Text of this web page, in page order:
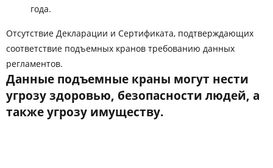
года.
Отсутствие Декларации и Сертификата, подтверждающих
соответствие подъемных кранов требованию данных
регламентов.
Данные подъемные краны могут нести
угрозу здоровью, безопасности людей, а
также угрозу имуществу.